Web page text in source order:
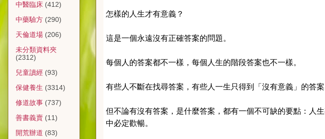
怎樣的人生才有意義？
這是一個永遠沒有正確答案的問題。
每個人的答案都不一樣，每個人生的階段答案也不一樣。
有些人不斷在找尋答案，有些人一生只得到「沒有意義」的答案
但不論有沒有答案，是什麼答案，都有一個不可缺的要點：人
中必定歡暢。
中醫臨床 (412)
中藥驗方 (290)
天倫道場 (206)
未分類資料夾
(2312)
兒童讀經 (93)
保健養生 (3314)
修道故事 (737)
善書義賣 (11)
開荒辦道 (83)